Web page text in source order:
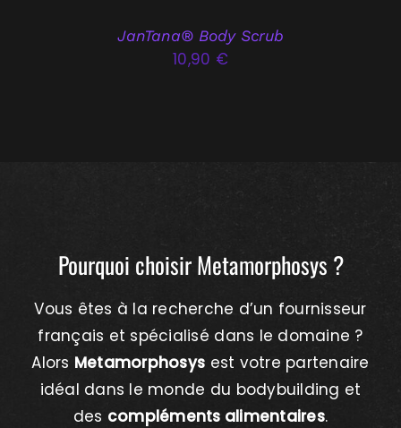
JanTana® Body Scrub
10,90 €
Pourquoi choisir Metamorphosys ?
Vous êtes à la recherche d’un fournisseur
français et spécialisé dans le domaine ?
Alors Metamorphosys est votre partenaire
idéal dans le monde du bodybuilding et
des compléments alimentaires.